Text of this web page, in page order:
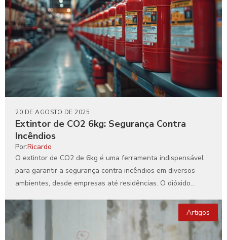
Extintor de CO2 6kg: Segurança Contra
Incêndios
20 DE AGOSTO DE 2025
Por:Ricardo
O extintor de CO2 de 6kg é uma ferramenta indispensável
para garantir a segurança contra incêndios em diversos
ambientes, desde empresas até residências. O dióxido...
Artigos